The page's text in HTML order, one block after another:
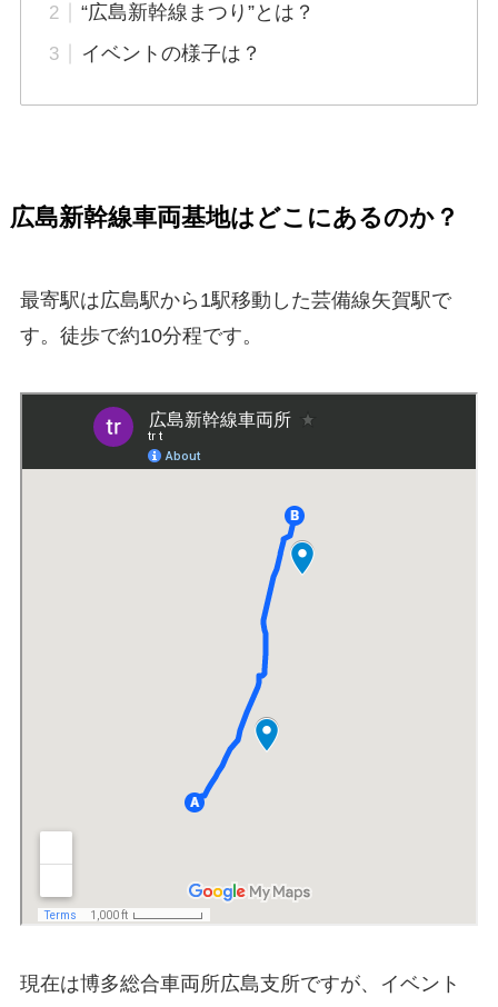
“広島新幹線まつり”とは？
イベントの様子は？
広島新幹線車両基地はどこにあるのか？
最寄駅は広島駅から1駅移動した芸備線矢賀駅で
す。徒歩で約10分程です。
現在は博多総合車両所広島支所ですが、イベント